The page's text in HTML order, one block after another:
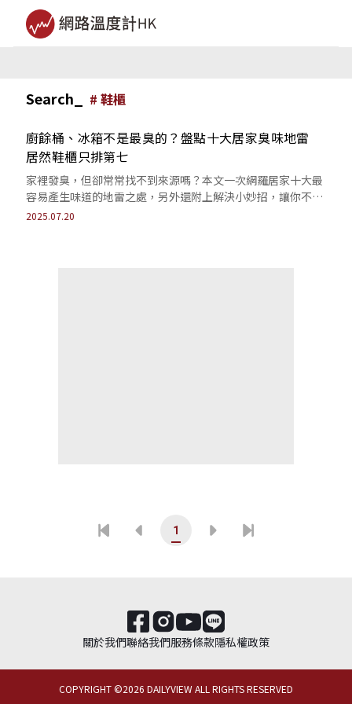
Search_ # 鞋櫃
廚餘桶、冰箱不是最臭的？盤點十大居家臭味地雷
居然鞋櫃只排第七
家裡發臭，但卻常常找不到來源嗎？本文一次網羅居家十大最
容易產生味道的地雷之處，另外還附上解決小妙招，讓你不再
飽受臭味所苦。
2025.07.20
1
關於我們聯絡我們服務條款隱私權政策
COPYRIGHT ©2026 DAILYVIEW ALL RIGHTS RESERVED